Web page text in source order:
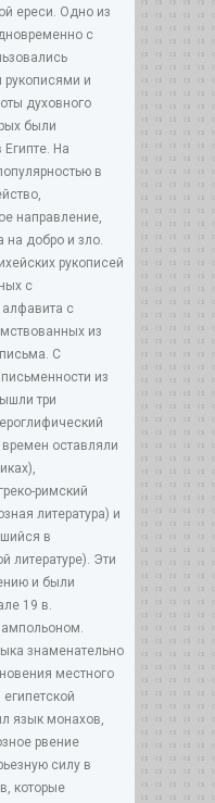
ереси. Одно из
с
и
духовного
были
На
в
направление,
добро и зло.
рукописей
с
с
из
С
из
три
оставляли
римский
литература) и
в
литературе). Эти
и были
19 в.
знаменательно
местного
язык монахов,
рвение
силу в
которые